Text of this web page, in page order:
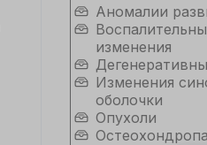
Аномалии
изменения
Изменения
оболочки
Опухоли